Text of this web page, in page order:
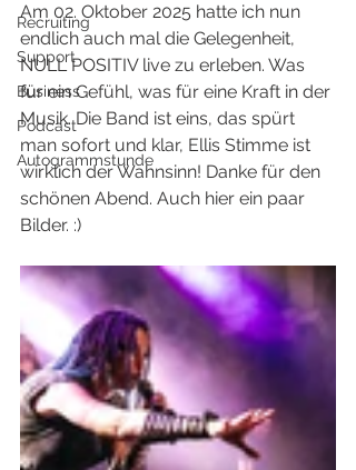
Recruiting
Support
Business
Podcast
Autogrammstunde
Am 02. Oktober 2025 hatte ich nun
endlich auch mal die Gelegenheit,
NULL POSITIV live zu erleben. Was
für ein Gefühl, was für eine Kraft in der
Musik. Die Band ist eins, das spürt
man sofort und klar, Ellis Stimme ist
wirklich der Wahnsinn! Danke für den
schönen Abend. Auch hier ein paar
Bilder. :)